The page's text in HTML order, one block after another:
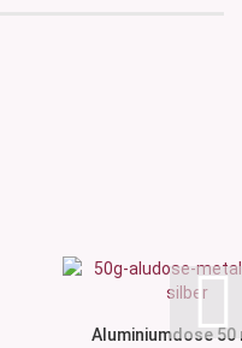
Aluminiumdose 50